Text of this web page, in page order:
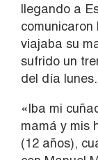
llegando a
viajaba su
sufrido un
del día lunes.
«Iba mi
mamá y mis
(12 años),